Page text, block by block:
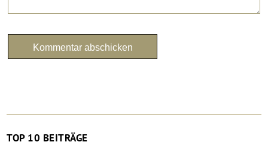
TOP 10 BEITRÄGE